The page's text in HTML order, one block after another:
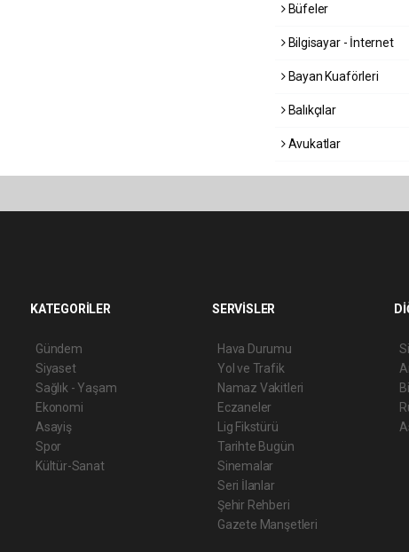
Büfeler
Bilgisayar - İnternet
Bayan Kuaförleri
Balıkçılar
Avukatlar
KATEGORİLER
Gündem
Siyaset
Sağlık - Yaşam
Ekonomi
Asayiş
Spor
Kültür-Sanat
SERVİSLER
Hava Durumu
Yol ve Trafik
Namaz Vakitleri
Eczaneler
Lig Fikstürü
Tarihte Bugün
Sinemalar
Seri İlanlar
Şehir Rehberi
Gazete Manşetleri